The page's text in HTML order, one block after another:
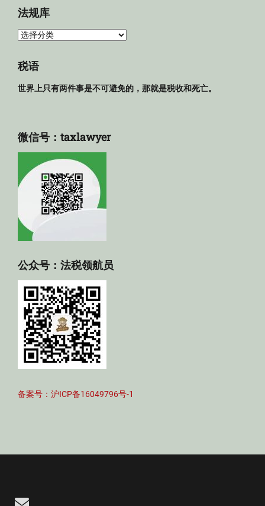
法规库
法
库
税语
世界上只有两件事是不可避免的，那就是税收和死亡。
微信号：taxlawyer
公众号：法税领航员
备案号：沪ICP备16049796号-1
Email